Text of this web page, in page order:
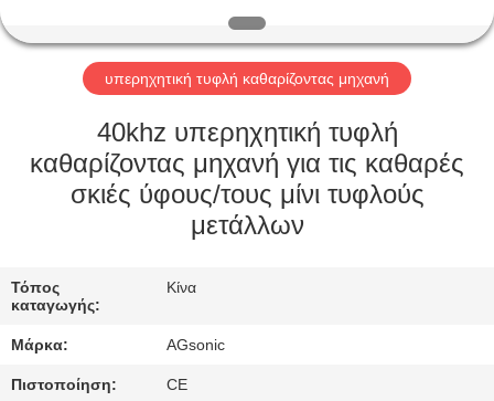
ΠΕΡΊΠΟΥ
ΕΜΕΊΣ
ΓΎΡΟΣ
ΕΡΓΟΣΤΑΣΊΩΝ
ΈΛΕΓΧΟΣ
υπερηχητική τυφλή καθαρίζοντας μηχανή
40khz υπερηχητική τυφλή
καθαρίζοντας μηχανή για τις καθαρές
σκιές ύφους/τους μίνι τυφλούς
μετάλλων
Τόπος
καταγωγής:
Κίνα
Μάρκα: AGsonic
Πιστοποίηση: CE